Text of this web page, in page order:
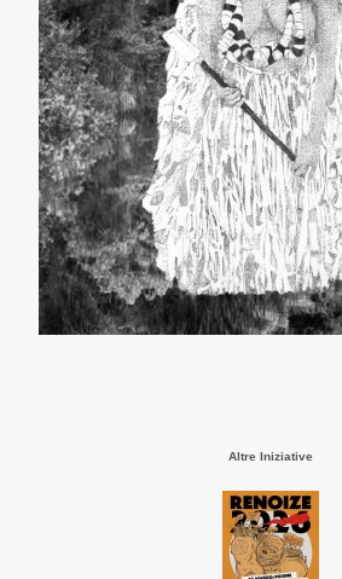
Altre Iniziative